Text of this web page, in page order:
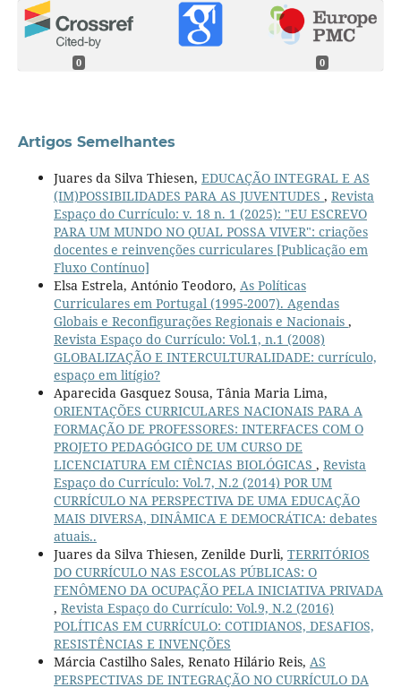
0 0
Artigos Semelhantes
Juares da Silva Thiesen, EDUCAÇÃO INTEGRAL E AS
(IM)POSSIBILIDADES PARA AS JUVENTUDES , Revista
Espaço do Currículo: v. 18 n. 1 (2025): "EU ESCREVO
PARA UM MUNDO NO QUAL POSSA VIVER": criações
docentes e reinvenções curriculares [Publicação em
Fluxo Contínuo]
Elsa Estrela, António Teodoro, As Políticas
Curriculares em Portugal (1995-2007). Agendas
Globais e Reconfigurações Regionais e Nacionais ,
Revista Espaço do Currículo: Vol.1, n.1 (2008)
GLOBALIZAÇÃO E INTERCULTURALIDADE: currículo,
espaço em litígio?
Aparecida Gasquez Sousa, Tânia Maria Lima,
ORIENTAÇÕES CURRICULARES NACIONAIS PARA A
FORMAÇÃO DE PROFESSORES: INTERFACES COM O
PROJETO PEDAGÓGICO DE UM CURSO DE
LICENCIATURA EM CIÊNCIAS BIOLÓGICAS , Revista
Espaço do Currículo: Vol.7, N.2 (2014) POR UM
CURRÍCULO NA PERSPECTIVA DE UMA EDUCAÇÃO
MAIS DIVERSA, DINÂMICA E DEMOCRÁTICA: debates
atuais..
Juares da Silva Thiesen, Zenilde Durli, TERRITÓRIOS
DO CURRÍCULO NAS ESCOLAS PÚBLICAS: O
FENÔMENO DA OCUPAÇÃO PELA INICIATIVA PRIVADA
, Revista Espaço do Currículo: Vol.9, N.2 (2016)
POLÍTICAS EM CURRÍCULO: COTIDIANOS, DESAFIOS,
RESISTÊNCIAS E INVENÇÕES
Márcia Castilho Sales, Renato Hilário Reis, AS
PERSPECTIVAS DE INTEGRAÇÃO NO CURRÍCULO DA